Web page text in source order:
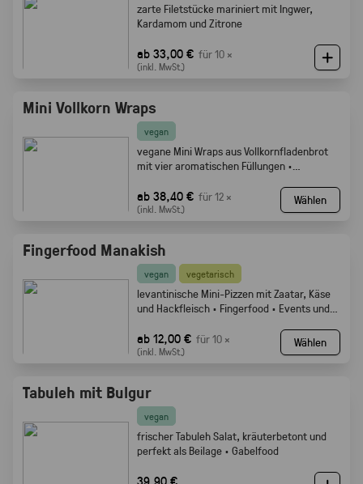
zarte Filetstücke mariniert mit Ingwer,
Kardamom und Zitrone
ab 33,00 € für 10 ×
(inkl. MwSt.)
Mini Vollkorn Wraps
vegan
vegane Mini Wraps aus Vollkornfladenbrot
mit vier aromatischen Füllungen ·
ab 38,40 € für 12 ×
(inkl. MwSt.)
Wählen
Fingerfood Manakish
vegan vegetarisch
levantinische Mini-Pizzen mit Zaatar, Käse
und Hackfleisch · Fingerfood · Events und
ab 12,00 € für 10 ×
(inkl. MwSt.)
Wählen
Tabuleh mit Bulgur
vegan
frischer Tabuleh Salat, kräuterbetont und
perfekt als Beilage · Gabelfood
39,90 €